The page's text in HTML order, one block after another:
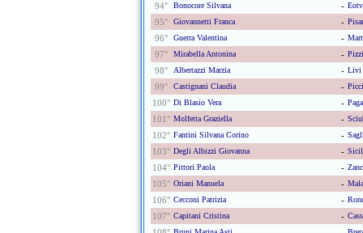
94° Bonocore Silvana -
95° Giovannetti Franca -
96° Guerra Valentina -
97° Mirabella Antonina -
98° Albertazzi Marzia - Livi
99° Castignani Claudia -
100° Di Blasio Vera -
101° Molfetta Graziella -
102° Fantini Silvana Corino -
103° Degli Albizzi Giovanna -
104° Pittori Paola -
105° Oriani Manuela -
106° Cecconi Patrizia -
107° Capitani Cristina -